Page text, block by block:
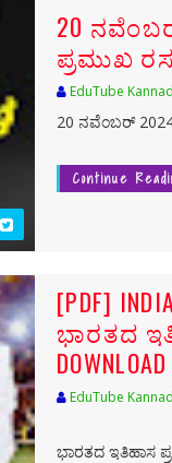
20
ಪ್ರಮುಖ
EduTube
20 ನವೆಂಬರ್ 2024
Continue
[PDF]
ಭಾರತದ
EduTube
[PDF]
ಭಾರತದ ಇತಿಹಾಸ